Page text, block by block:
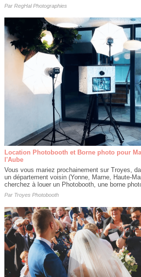
Par RegHal Photographies
Location Photobooth et Borne photo pour
l'Aube
Vous vous mariez prochainement sur Troyes,
un département voisin (Yonne, Marne, Haute-
cherchez à louer un Photobooth, une borne
Par Troyes Photobooth